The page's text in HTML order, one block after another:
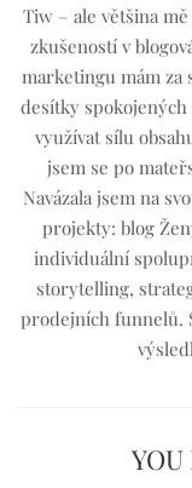
Tiw – ale většina
zkušeností v
marketingu mám za
desítky spokojených
využívat sílu
jsem se po
Navázala jsem na
projekty: blog
individuální
storytelling,
prodejních funnelů.